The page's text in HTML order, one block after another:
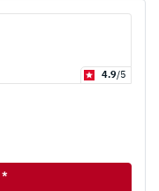
4.9/5
*